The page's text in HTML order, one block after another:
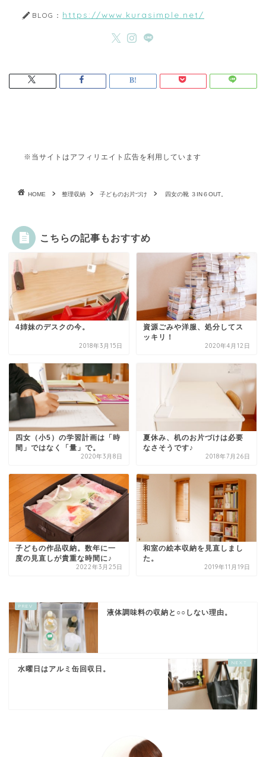
BLOG： https://www.kurasimple.net/
※当サイトはアフィリエイト広告を利用しています
HOME 整理収納 子どものお片づけ 四女の靴 ３IN６OUT。
こちらの記事もおすすめ
4姉妹のデスクの今。
2018年3月15日
資源ごみや洋服、処分してス
ッキリ！
2020年4月12日
四女（小5）の学習計画は「時
間」ではなく「量」で。
2020年3月8日
夏休み、机のお片づけは必要
なさそうです♪
2018年7月26日
子どもの作品収納。数年に一
度の見直しが貴重な時間に♪
2022年3月25日
和室の絵本収納を見直しまし
た。
2019年11月19日
液体調味料の収納と○○しない理由。
水曜日はアルミ缶回収日。